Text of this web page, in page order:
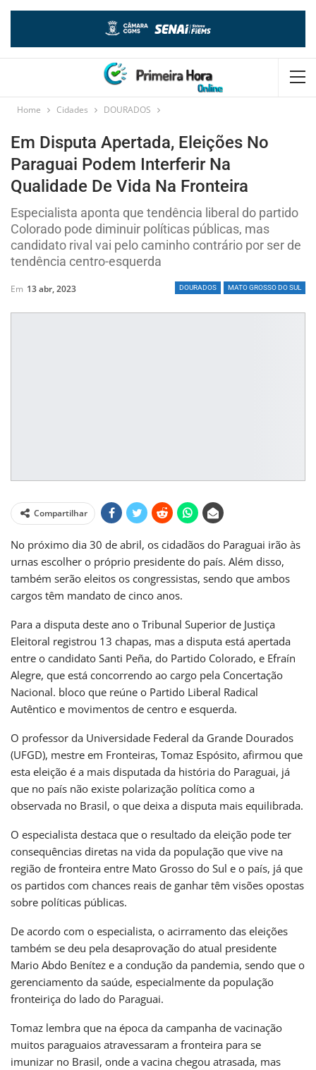
Home Cidades DOURADOS
Em Disputa Apertada, Eleições No
Paraguai Podem Interferir Na
Qualidade De Vida Na Fronteira
Especialista aponta que tendência liberal do partido
Colorado pode diminuir políticas públicas, mas
candidato rival vai pelo caminho contrário por ser de
tendência centro-esquerda
DOURADOS MATO GROSSO DO SUL
Em 13 abr, 2023
Compartilhar
No próximo dia 30 de abril, os cidadãos do Paraguai irão às
urnas escolher o próprio presidente do país. Além disso,
também serão eleitos os congressistas, sendo que ambos
cargos têm mandato de cinco anos.
Para a disputa deste ano o Tribunal Superior de Justiça
Eleitoral registrou 13 chapas, mas a disputa está apertada
entre o candidato Santi Peña, do Partido Colorado, e Efraín
Alegre, que está concorrendo ao cargo pela Concertação
Nacional. bloco que reúne o Partido Liberal Radical
Autêntico e movimentos de centro e esquerda.
O professor da Universidade Federal da Grande Dourados
(UFGD), mestre em Fronteiras, Tomaz Espósito, afirmou que
esta eleição é a mais disputada da história do Paraguai, já
que no país não existe polarização política como a
observada no Brasil, o que deixa a disputa mais equilibrada.
O especialista destaca que o resultado da eleição pode ter
consequências diretas na vida da população que vive na
região de fronteira entre Mato Grosso do Sul e o país, já que
os partidos com chances reais de ganhar têm visões opostas
sobre políticas públicas.
De acordo com o especialista, o acirramento das eleições
também se deu pela desaprovação do atual presidente
Mario Abdo Benítez e a condução da pandemia, sendo que o
gerenciamento da saúde, especialmente da população
fronteiriça do lado do Paraguai.
Tomaz lembra que na época da campanha de vacinação
muitos paraguaios atravessaram a fronteira para se
imunizar no Brasil, onde a vacina chegou atrasada, mas